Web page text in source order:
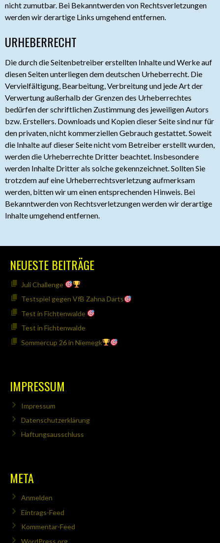
nicht zumutbar. Bei Bekanntwerden von Rechtsverletzungen
werden wir derartige Links umgehend entfernen.
URHEBERRECHT
Die durch die Seitenbetreiber erstellten Inhalte und Werke auf
diesen Seiten unterliegen dem deutschen Urheberrecht. Die
Vervielfältigung, Bearbeitung, Verbreitung und jede Art der
Verwertung außerhalb der Grenzen des Urheberrechtes
bedürfen der schriftlichen Zustimmung des jeweiligen Autors
bzw. Erstellers. Downloads und Kopien dieser Seite sind nur für
den privaten, nicht kommerziellen Gebrauch gestattet. Soweit
die Inhalte auf dieser Seite nicht vom Betreiber erstellt wurden,
werden die Urheberrechte Dritter beachtet. Insbesondere
werden Inhalte Dritter als solche gekennzeichnet. Sollten Sie
trotzdem auf eine Urheberrechtsverletzung aufmerksam
werden, bitten wir um einen entsprechenden Hinweis. Bei
Bekanntwerden von Rechtsverletzungen werden wir derartige
Inhalte umgehend entfernen.
NEUESTE BEITRÄGE
Juli Challenge
Testspiel gegen VfB Zahna Darts
Test in Fichtenwalde
Test in Fichtenwalde
Sommercup 26 in Niemegk
IMPRESSUM
Impressum
Datenschutzerklärung
Haftungsausschluss
META
Anmelden
Eintrags-Feed
Kommentar-Feed
WordPress.org